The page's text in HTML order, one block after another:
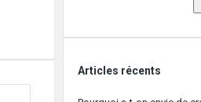
Articles récents